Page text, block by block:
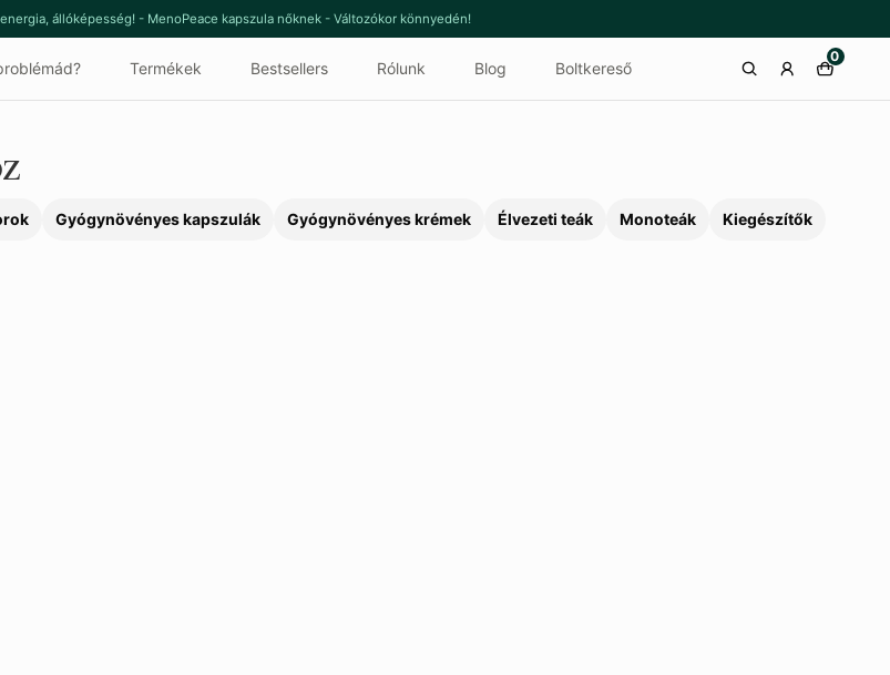
állóképesség! - MenoPeace kapszula nőknek - Változókor könnyedén!
Termékek Bestsellers Rólunk Blog Boltkereső
0
Gyógynövényes kapszulák Gyógynövényes krémek Élvezeti teák Monoteák Kiegészítők